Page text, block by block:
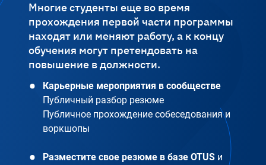
Многие студенты еще во время
прохождения первой части программы
находят или меняют работу, а к концу
обучения могут претендовать на
повышение в должности.
Карьерные мероприятия в сообществе
Публичный разбор резюме
Публичное прохождение собеседования и
воркшопы
Разместите свое резюме в базе OTUS и